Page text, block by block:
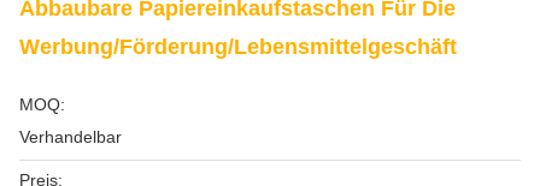
Abbaubare Papiereinkaufstaschen Für Die
Werbung/Förderung/Lebensmittelgeschäft
MOQ:
Verhandelbar
Preis: